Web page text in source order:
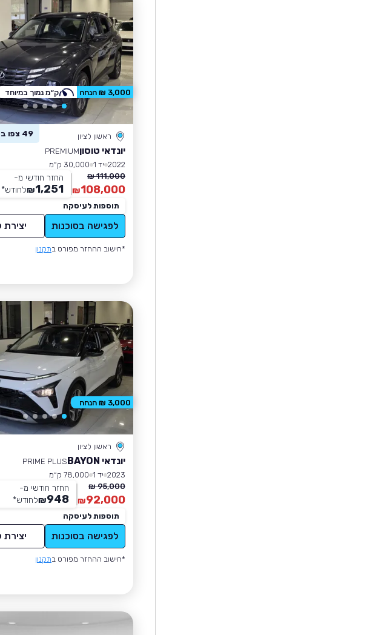
ראשון לציון 49 צפו ברכב זה
יונדאי טוסוןPREMIUM
2022 יד 1
30,000 ק״מ
111,000 ₪
108,000
₪
החזר חודשי מ-
1,251
₪לחודש*
תוספות לעיסקה
לפגישה בסוכנות
*חישוב ההחזר מפורט בתקנון
3,000 ₪ הנחה ק״מ נמוך במיוחד
ראשון לציון
יונדאי BAYON
PRIME PLUS
2023 יד 1
78,000 ק״מ
95,000 ₪
92,000
₪
החזר חודשי מ-
948
₪לחודש*
תוספות לעיסקה
לפגישה בסוכנות
*חישוב ההחזר מפורט בתקנון
3,000 ₪ הנחה